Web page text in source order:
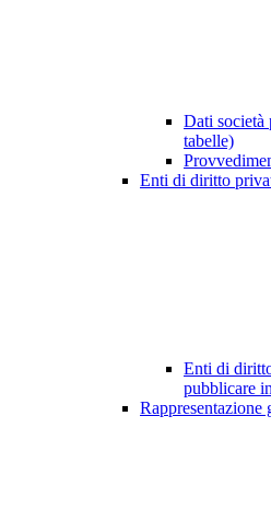
Dati società
tabelle)
Enti di diritto
Enti di
pubblicare
Rappresentazione